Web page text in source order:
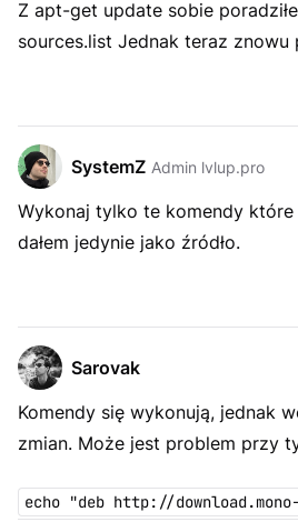
Z apt-get update sobie
sources.list Jednak teraz
SystemZ Admin lvlup.pro
Wykonaj tylko te komendy które
dałem jedynie jako źródło.
Sarovak
Komendy się wykonują, jednak
zmian. Może jest problem przy
echo "deb http://download.mono-